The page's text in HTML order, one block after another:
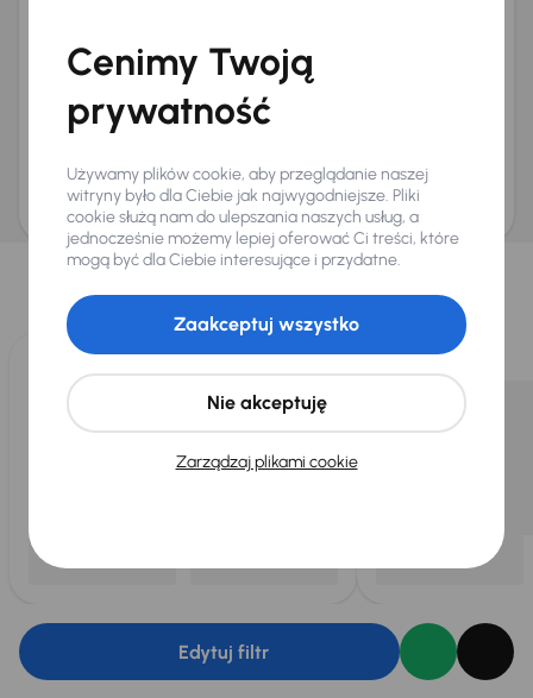
Na numer telefonu (opcjonalnie)
Wyślij zapytanie
ani zagwarantowaną dostępnością pojazdu. AURES Holdings a.s., z siedzibą
Dopraváků 874/15, Čimice, 184 00 Praga 8, będzie przechowywać i przetwarzać
Twoje dane osobowe zgodnie z zasadami ochrony i przetwarzaniadanych
osobowych
Wybraliśmy dla Ciebie
Wybieramy dla Ciebienajlepsze pojazdyz naszej oferty. Kupimy
dla Ciebiedo 400 pojazdówkażdego dnia.
Edytuj filtr
Cenimy Twoją
prywatność
Używamy plików cookie, aby przeglądanie naszej
witryny było dla Ciebie jak najwygodniejsze. Pliki
cookie służą nam do ulepszania naszych usług, a
jednocześnie możemy lepiej oferować Ci treści, które
mogą być dla Ciebie interesujące i przydatne.
Zarządzaj plikami cookie
Nie akceptuję
Zaakceptuj wszystko